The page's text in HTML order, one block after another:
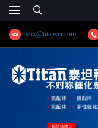
yhx@titansci.com